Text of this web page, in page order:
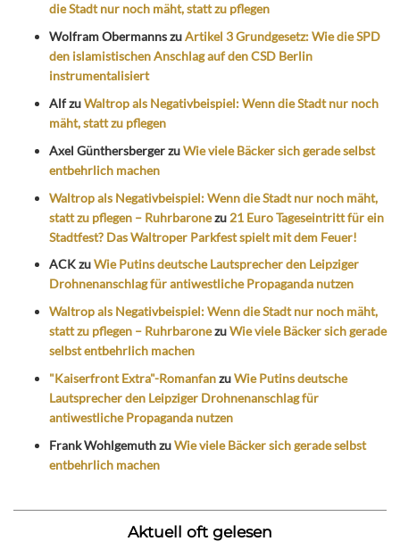
die Stadt nur noch mäht, statt zu pflegen
Wolfram ObermannszuArtikel 3 Grundgesetz: Wie die SPD
den islamistischen Anschlag auf den CSD Berlin
instrumentalisiert
AlfzuWaltrop als Negativbeispiel: Wenn die Stadt nur noch
mäht, statt zu pflegen
Axel GünthersbergerzuWie viele Bäcker sich gerade selbst
entbehrlich machen
Waltrop als Negativbeispiel: Wenn die Stadt nur noch mäht,
statt zu pflegen – Ruhrbaronezu 21 Euro Tageseintritt für ein
Stadtfest? Das Waltroper Parkfest spielt mit dem Feuer!
ACKzuWie Putins deutsche Lautsprecher den Leipziger
Drohnenanschlag für antiwestliche Propaganda nutzen
Waltrop als Negativbeispiel: Wenn die Stadt nur noch mäht,
statt zu pflegen – RuhrbaronezuWie viele Bäcker sich gerade
selbst entbehrlich machen
"Kaiserfront Extra"-RomanfanzuWie Putins deutsche
Lautsprecher den Leipziger Drohnenanschlag für
antiwestliche Propaganda nutzen
Frank WohlgemuthzuWie viele Bäcker sich gerade selbst
entbehrlich machen
Aktuell oft gelesen